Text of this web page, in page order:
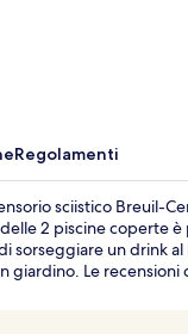
Regolamenti
sciistico Breuil-
2 piscine coperte
sorseggiare un drink
giardino. Le